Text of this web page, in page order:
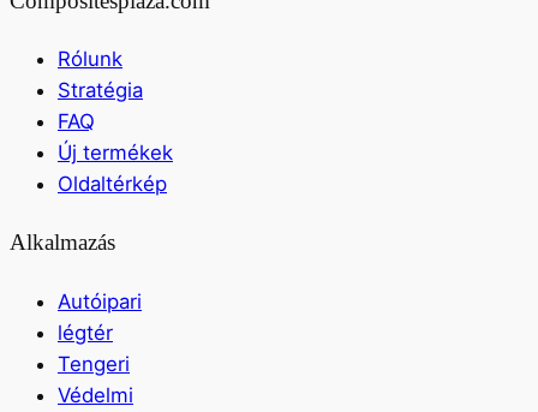
Rólunk
Stratégia
FAQ
Új termékek
Oldaltérkép
Alkalmazás
Autóipari
légtér
Tengeri
Védelmi